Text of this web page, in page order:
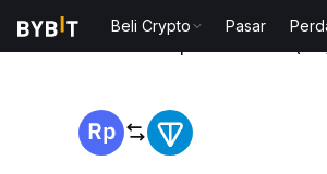
Beli Crypto Pasar